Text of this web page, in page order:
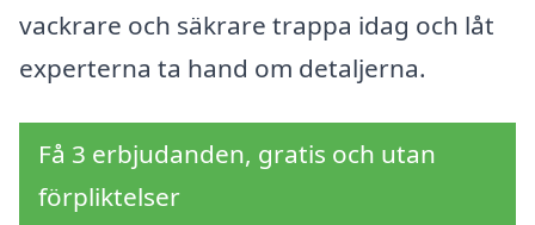
vackrare och säkrare trappa idag och låt
experterna ta hand om detaljerna.
Få 3 erbjudanden, gratis och utan
förpliktelser